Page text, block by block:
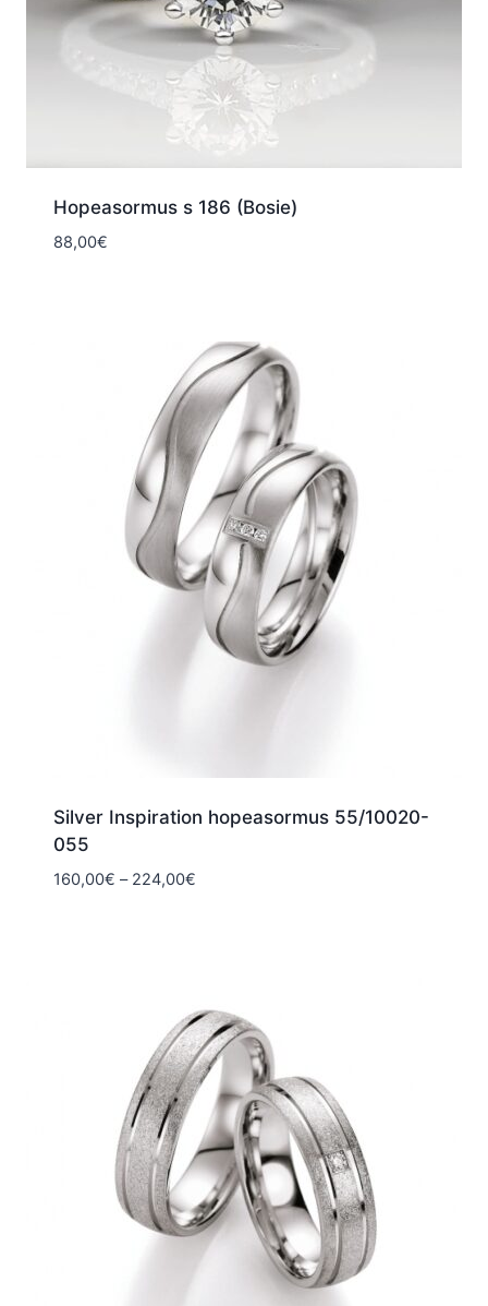
Hopeasormus s 186 (Bosie)
88,00€
Silver Inspiration hopeasormus 55/10020-
055
160,00€ – 224,00€Hintaluokka: